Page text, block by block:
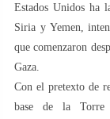
Estados Unidos ha
Siria y Yemen,
que comenzaron
Gaza.
Con el pretexto de
base de la